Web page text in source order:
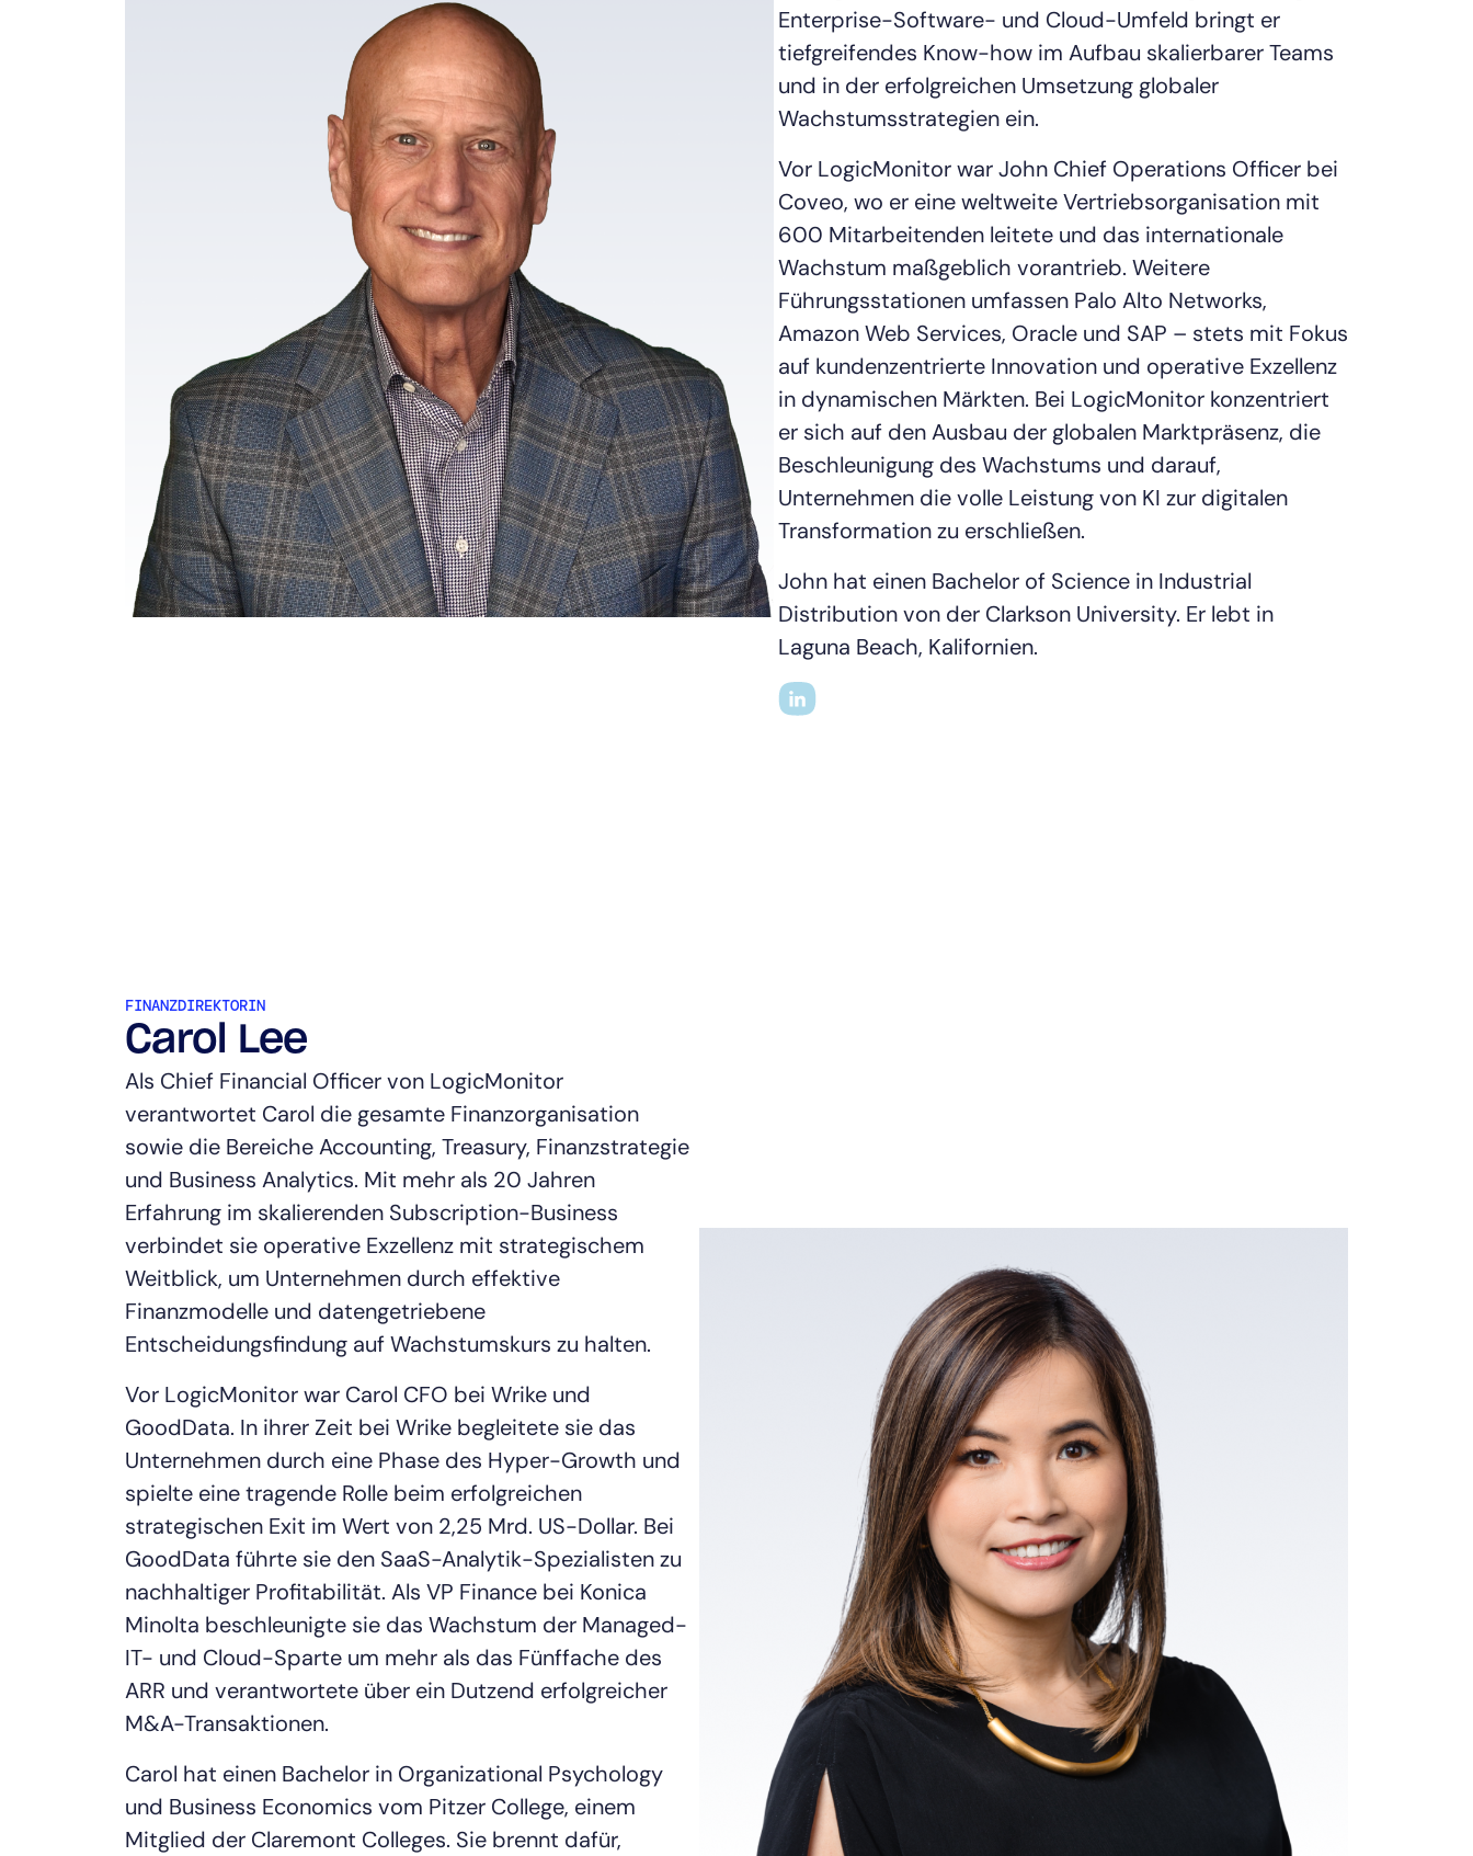
14-tägiger Zugang zur
vollständigen
Plattform
By signing up, you agree to the Privacy Policy
Cookie Policy
Start Your Trial
Enterprise-Software- und Cloud-Umfeld bringt er
tiefgreifendes Know-how im Aufbau skalierbarer Teams
und in der erfolgreichen Umsetzung globaler
Wachstumsstrategien ein.
Vor LogicMonitor war John Chief Operations Officer bei
Coveo, wo er eine weltweite Vertriebsorganisation mit
600 Mitarbeitenden leitete und das internationale
Wachstum maßgeblich vorantrieb. Weitere
Führungsstationen umfassen Palo Alto Networks,
Amazon Web Services, Oracle und SAP – stets mit Fokus
auf kundenzentrierte Innovation und operative Exzellenz
in dynamischen Märkten. Bei LogicMonitor konzentriert
er sich auf den Ausbau der globalen Marktpräsenz, die
Beschleunigung des Wachstums und darauf,
Unternehmen die volle Leistung von KI zur digitalen
Transformation zu erschließen.
John hat einen Bachelor of Science in Industrial
Distribution von der Clarkson University. Er lebt in
Laguna Beach, Kalifornien.
FINANZDIREKTORIN
Carol Lee
Als Chief Financial Officer von LogicMonitor
verantwortet Carol die gesamte Finanzorganisation
sowie die Bereiche Accounting, Treasury, Finanzstrategie
und Business Analytics. Mit mehr als 20 Jahren
Erfahrung im skalierenden Subscription-Business
verbindet sie operative Exzellenz mit strategischem
Weitblick, um Unternehmen durch effektive
Finanzmodelle und datengetriebene
Entscheidungsfindung auf Wachstumskurs zu halten.
Vor LogicMonitor war Carol CFO bei Wrike und
GoodData. In ihrer Zeit bei Wrike begleitete sie das
Unternehmen durch eine Phase des Hyper-Growth und
spielte eine tragende Rolle beim erfolgreichen
strategischen Exit im Wert von 2,25 Mrd. US-Dollar. Bei
GoodData führte sie den SaaS-Analytik-Spezialisten zu
nachhaltiger Profitabilität. Als VP Finance bei Konica
Minolta beschleunigte sie das Wachstum der Managed-
IT- und Cloud-Sparte um mehr als das Fünffache des
ARR und verantwortete über ein Dutzend erfolgreicher
M&A-Transaktionen.
Carol hat einen Bachelor in Organizational Psychology
und Business Economics vom Pitzer College, einem
Mitglied der Claremont Colleges. Sie brennt dafür,